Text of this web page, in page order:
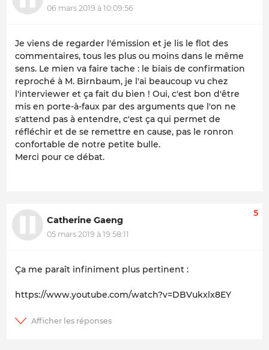
06 mars 2019 à 10:09:56
Je viens de regarder l'émission et je lis le flot des
commentaires, tous les plus ou moins dans le même
sens. Le mien va faire tache : le biais de confirmation
reproché à M. Birnbaum, je l'ai beaucoup vu chez
l'interviewer et ça fait du bien ! Oui, c'est bon d'être
mis en porte-à-faux par des arguments que l'on ne
s'attend pas à entendre, c'est ça qui permet de
réfléchir et de se remettre en cause, pas le ronron
confortable de notre petite bulle.
Merci pour ce débat.
Catherine Gaeng
05 mars 2019 à 19:58:11
5
Ça me paraît infiniment plus pertinent :
https://www.youtube.com/watch?v=DBVukxlx8EY